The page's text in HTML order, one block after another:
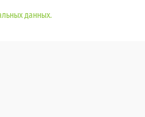
данных.